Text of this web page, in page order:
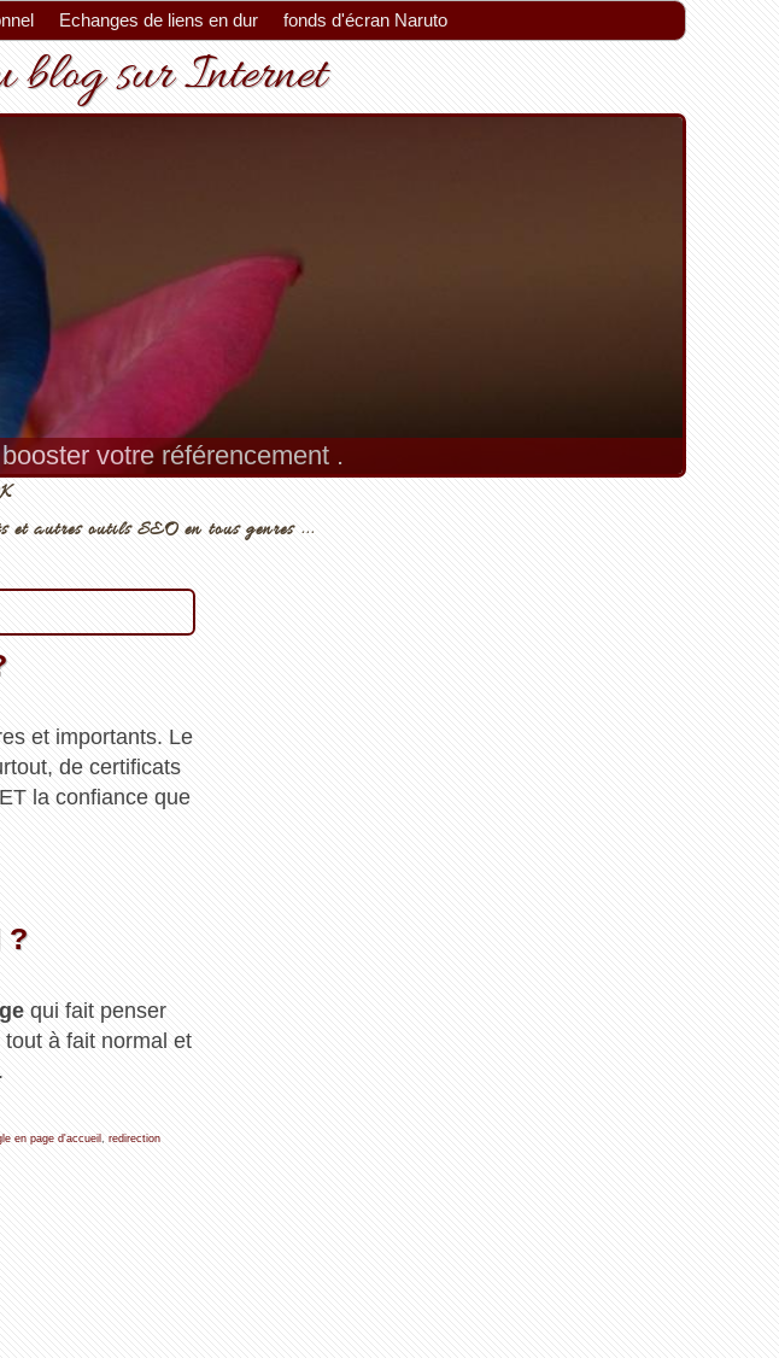
Echanges de liens en dur fonds d'écran Naruto
blog sur Internet
votre référencement .
et autres outils SEO en tous genres ...
et importants. Le
de certificats
ET la confiance que
?
qui fait penser
à fait normal et
en page d'accueil, redirection